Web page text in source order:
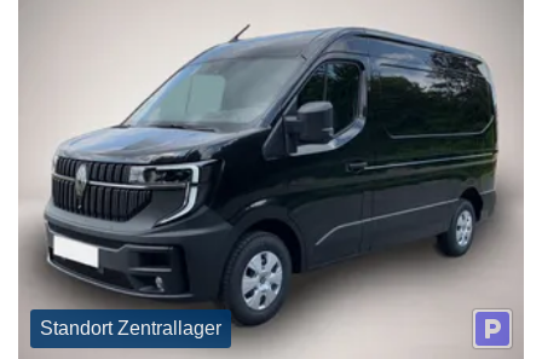
Standort Zentrallager